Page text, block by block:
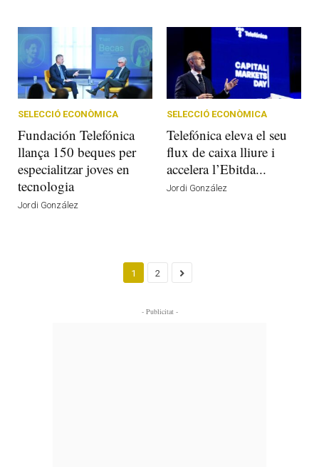
SELECCIÓ ECONÒMICA
Fundación Telefónica
llança 150 beques per
especialitzar joves en
tecnologia
Jordi González
SELECCIÓ ECONÒMICA
Telefónica eleva el seu
flux de caixa lliure i
accelera l’Ebitda...
Jordi González
1 2
- Publicitat -